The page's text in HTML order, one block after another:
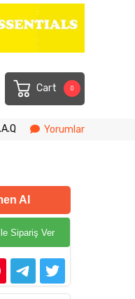
Cart 0
Yorumlar
Al
Sipariş Ver